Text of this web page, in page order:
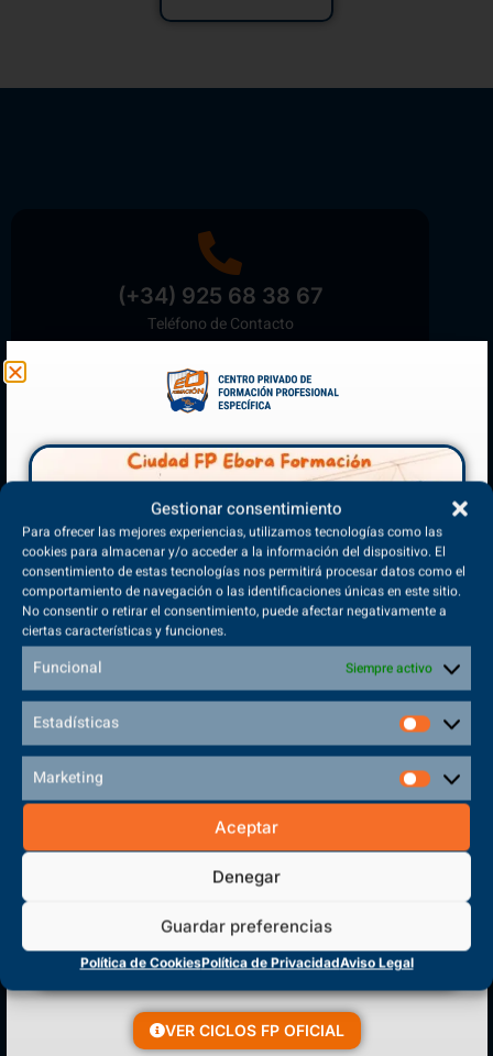
Gestionar consentimiento
Para ofrecer las mejores experiencias, utilizamos tecnologías como las
cookies para almacenar y/o acceder a la información del dispositivo. El
consentimiento de estas tecnologías nos permitirá procesar datos como el
comportamiento de navegación o las identificaciones únicas en este sitio.
No consentir o retirar el consentimiento, puede afectar negativamente a
ciertas características y funciones.
Funcional Siempre activo
Estadísticas
Marketing
Aceptar
Denegar
Guardar preferencias
Política de CookiesPolítica de PrivacidadAviso Legal
(+34) 925 68 38 67
Teléfono de Contacto
Matriculación Abierta
Sede Principal
Polígono Sector VI, 45683, Cazalegas - Toledo
CENTRO DE FORMACIÓN
PROFESIONAL
VER CICLOS FP OFICIAL